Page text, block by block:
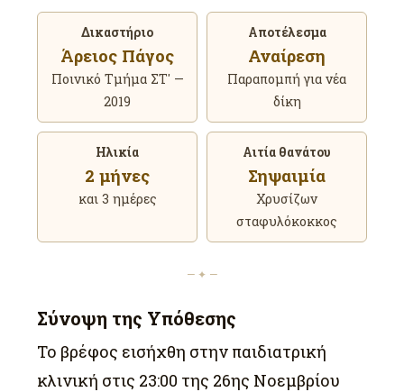
Δικαστήριο
Άρειος Πάγος
Ποινικό Τμήμα ΣΤ′ —
2019
Αποτέλεσμα
Αναίρεση
Παραπομπή για νέα
δίκη
Ηλικία
2 μήνες
και 3 ημέρες
Αιτία θανάτου
Σηψαιμία
Χρυσίζων
σταφυλόκοκκος
— ✦ —
Σύνοψη της Υπόθεσης
Το βρέφος εισήχθη στην παιδιατρική
κλινική στις 23:00 της 26ης Νοεμβρίου